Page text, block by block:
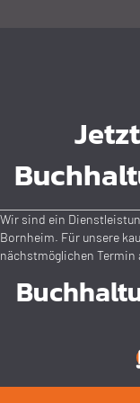
Wir sind ein
Bornheim. Für unsere
nächstmöglichen Termin